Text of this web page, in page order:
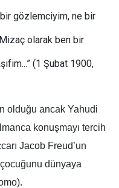
bir gözlemciyim, ne bir
olarak ben bir
(1 Şubat 1900,
olduğu ancak Yahudi
konuşmayı tercih
Jacob Freud’un
dünyaya